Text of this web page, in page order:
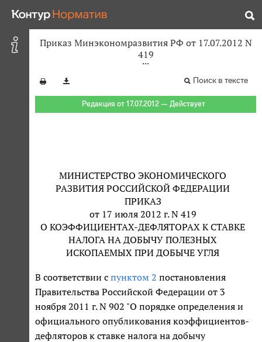
Приказ Минэкономразвития РФ от 17.07.2012 N
419
Поиск в тексте
Редакция от 17.07.2012 — Действует
МИНИСТЕРСТВО ЭКОНОМИЧЕСКОГО
РАЗВИТИЯ РОССИЙСКОЙ ФЕДЕРАЦИИ
ПРИКАЗ
от 17 июля 2012 г. N 419
О КОЭФФИЦИЕНТАХ-ДЕФЛЯТОРАХ К СТАВКЕ
НАЛОГА НА ДОБЫЧУ ПОЛЕЗНЫХ
ИСКОПАЕМЫХ ПРИ ДОБЫЧЕ УГЛЯ
В соответствии с пунктом 2 постановления
Правительства Российской Федерации от 3
ноября 2011 г. N 902 "О порядке определения и
официального опубликования коэффициентов-
дефляторов к ставке налога на добычу